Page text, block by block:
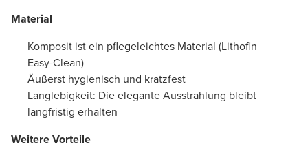
Material
Komposit ist ein pflegeleichtes Material (Lithofin
Easy-Clean)
Äußerst hygienisch und kratzfest
Langlebigkeit: Die elegante Ausstrahlung bleibt
langfristig erhalten
Weitere Vorteile